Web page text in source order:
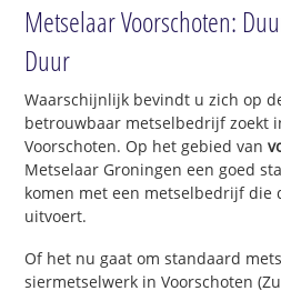
Metselaar Voorschoten:
Duur
Waarschijnlijk bevindt u zich op
betrouwbaar metselbedrijf zoekt
Voorschoten. Op het gebied van
Metselaar Groningen een goed
komen met een metselbedrijf die
uitvoert.
Of het nu gaat om standaard
siermetselwerk in Voorschoten